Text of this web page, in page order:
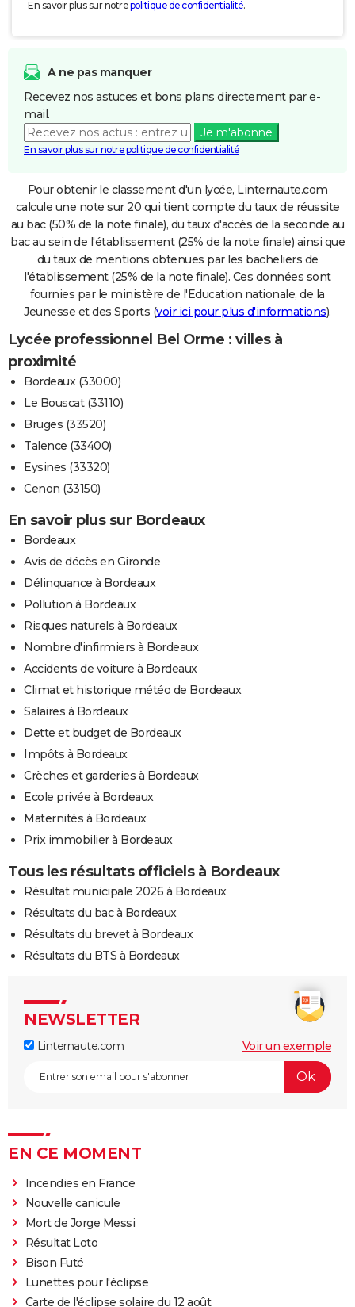
En savoir plus sur notrepolitique de confidentialité.
A ne pas manquer
Recevez nos astuces et bons plans directement par e-
mail.
Je m'abonne
En savoir plus sur notre politique de confidentialité
Pour obtenir le classement d'un lycée, Linternaute.com
calcule une note sur 20 qui tient compte du taux de réussite
au bac (50% de la note finale), du taux d'accès de la seconde au
bac au sein de l'établissement (25% de la note finale) ainsi que
du taux de mentions obtenues par les bacheliers de
l'établissement (25% de la note finale). Ces données sont
fournies par le ministère de l'Education nationale, de la
Jeunesse et des Sports (voir ici pour plus d'informations).
Lycée professionnel Bel Orme : villes à
proximité
Bordeaux (33000)
Le Bouscat (33110)
Bruges (33520)
Talence (33400)
Eysines (33320)
Cenon (33150)
En savoir plus sur Bordeaux
Bordeaux
Avis de décès en Gironde
Délinquance à Bordeaux
Pollution à Bordeaux
Risques naturels à Bordeaux
Nombre d'infirmiers à Bordeaux
Accidents de voiture à Bordeaux
Climat et historique météo de Bordeaux
Salaires à Bordeaux
Dette et budget de Bordeaux
Impôts à Bordeaux
Crèches et garderies à Bordeaux
Ecole privée à Bordeaux
Maternités à Bordeaux
Prix immobilier à Bordeaux
Tous les résultats officiels à Bordeaux
Résultat municipale 2026 à Bordeaux
Résultats du bac à Bordeaux
Résultats du brevet à Bordeaux
Résultats du BTS à Bordeaux
NEWSLETTER
Linternaute.com Voir un exemple
EN CE MOMENT
Incendies en France
Nouvelle canicule
Mort de Jorge Messi
Résultat Loto
Bison Futé
Lunettes pour l'éclipse
Carte de l'éclipse solaire du 12 août